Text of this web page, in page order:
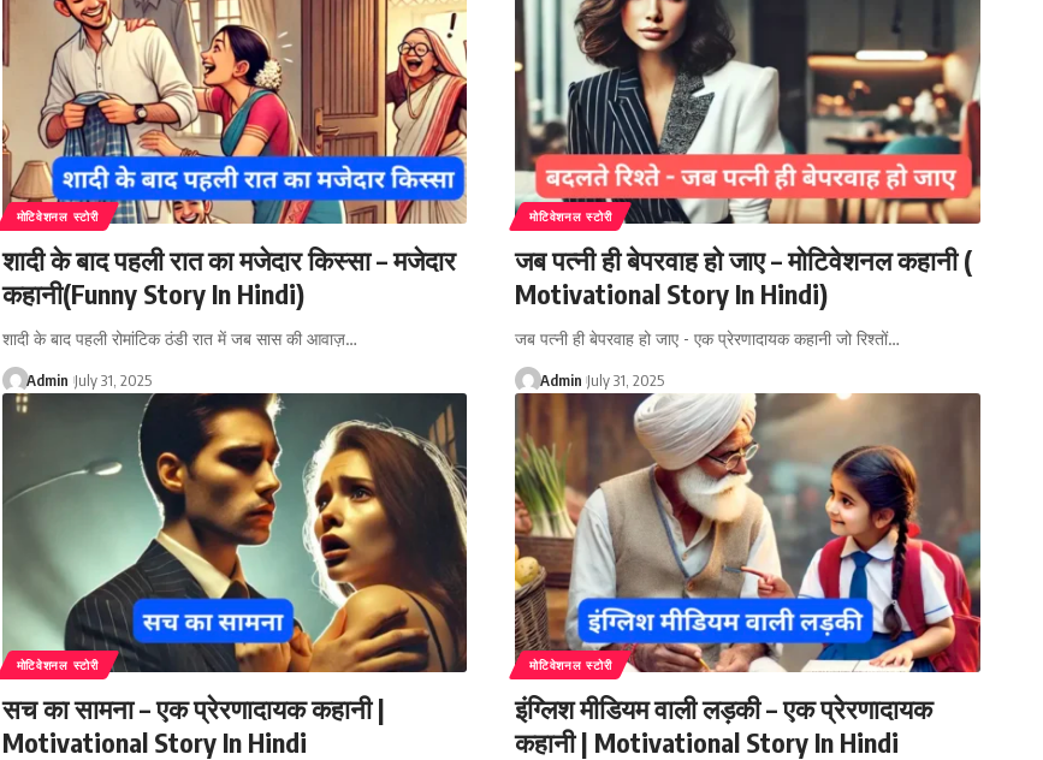
मोटिवेशनल स्टोरी
शादी के बाद पहली रात का मजेदार किस्सा – मजेदार
कहानी(Funny Story In Hindi)
शादी के बाद पहली रोमांटिक ठंडी रात में जब सास की आवाज़…
Admin July 31, 2025
मोटिवेशनल स्टोरी
जब पत्नी ही बेपरवाह हो जाए – मोटिवेशनल कहानी (
Motivational Story In Hindi)
जब पत्नी ही बेपरवाह हो जाए - एक प्रेरणादायक कहानी जो रिश्तों…
Admin July 31, 2025
मोटिवेशनल स्टोरी
सच का सामना – एक प्रेरणादायक कहानी |
Motivational Story In Hindi
मोटिवेशनल स्टोरी
इंग्लिश मीडियम वाली लड़की – एक प्रेरणादायक
कहानी | Motivational Story In Hindi